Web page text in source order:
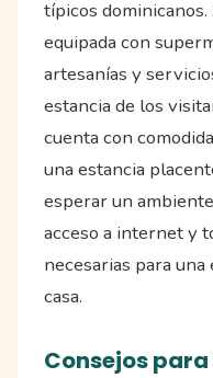
típicos dominicanos.
equipada con
artesanías y
estancia de los
cuenta con
una estancia
esperar un
acceso a internet y
necesarias para
casa.
Consejos